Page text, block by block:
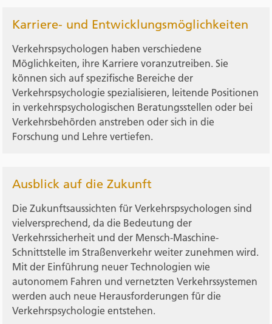
Karriere- und Entwicklungsmöglichkeiten
Verkehrspsychologen haben verschiedene
Möglichkeiten, ihre Karriere voranzutreiben. Sie
können sich auf spezifische Bereiche der
Verkehrspsychologie spezialisieren, leitende Positionen
in verkehrspsychologischen Beratungsstellen oder bei
Verkehrsbehörden anstreben oder sich in die
Forschung und Lehre vertiefen.
Ausblick auf die Zukunft
Die Zukunftsaussichten für Verkehrspsychologen sind
vielversprechend, da die Bedeutung der
Verkehrssicherheit und der Mensch-Maschine-
Schnittstelle im Straßenverkehr weiter zunehmen wird.
Mit der Einführung neuer Technologien wie
autonomem Fahren und vernetzten Verkehrssystemen
werden auch neue Herausforderungen für die
Verkehrspsychologie entstehen.